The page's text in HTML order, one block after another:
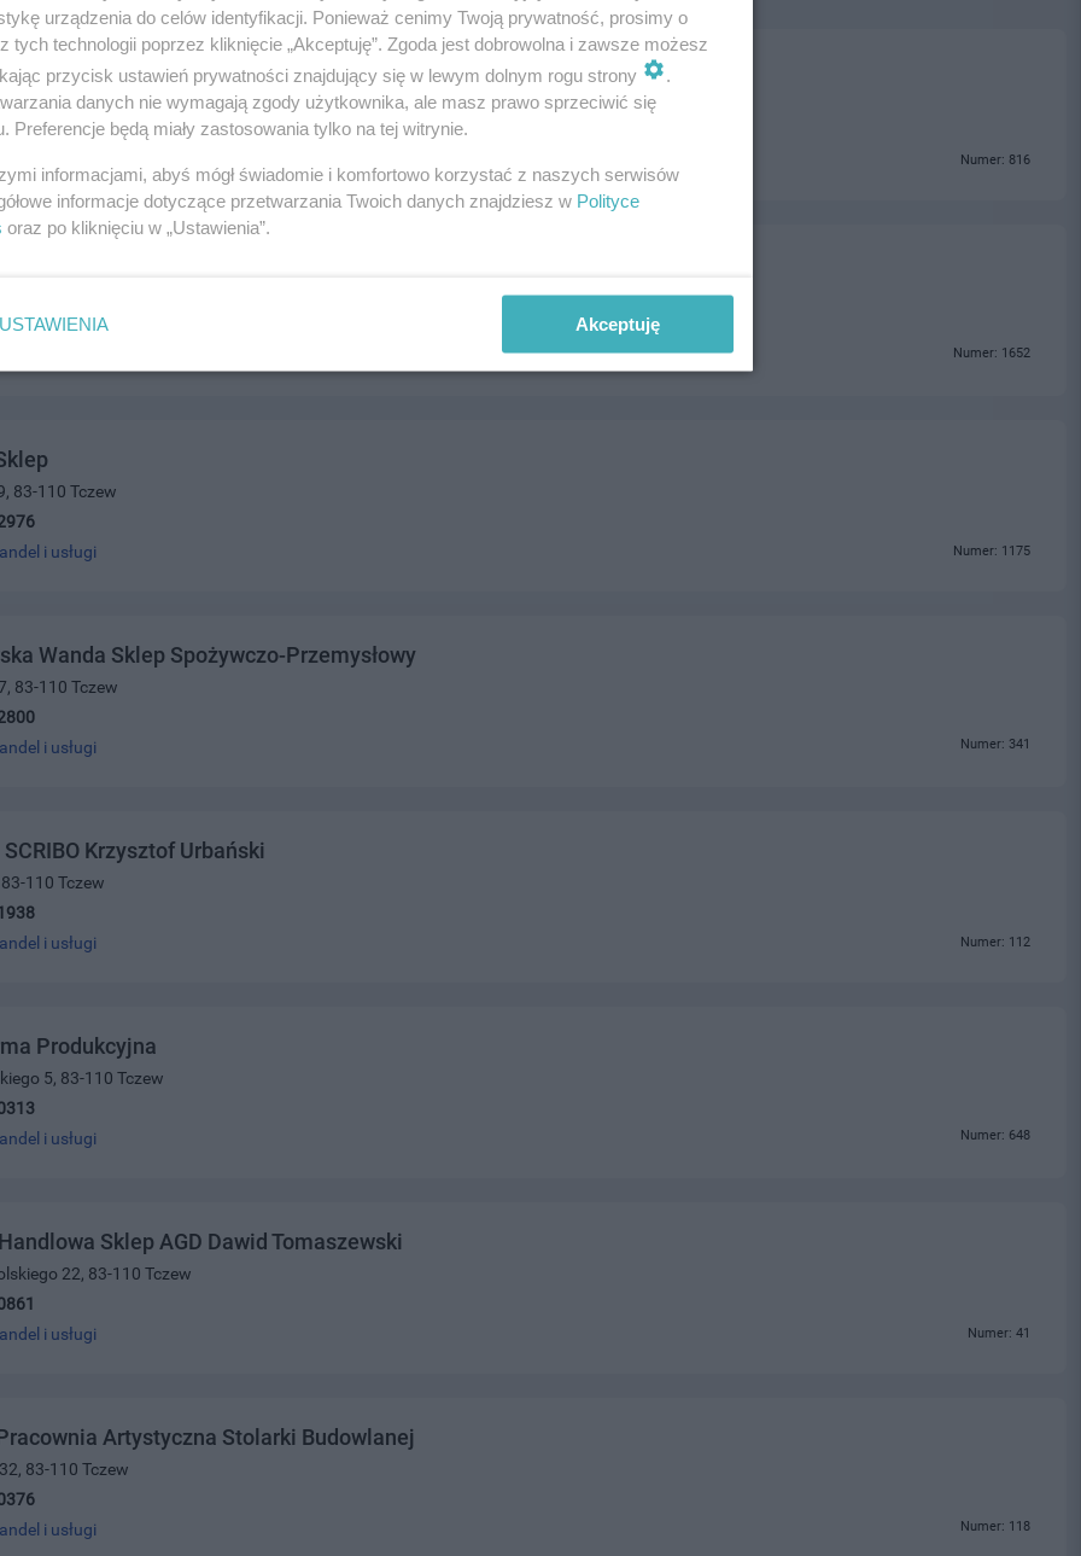
Zakład Handlowo-Produkcyjno-Usługowy
83-110 Tczew
Numer: 816
Numer: 1652
83-110 Tczew
i usługi Numer: 1175
Wanda Sklep Spożywczo-Przemysłowy
83-110 Tczew
i usługi Numer: 341
Krzysztof Urbański
110 Tczew
i usługi Numer: 112
Produkcyjna
5, 83-110 Tczew
i usługi Numer: 648
Sklep AGD Dawid Tomaszewski
22, 83-110 Tczew
i usługi Numer: 41
Artystyczna Stolarki Budowlanej
83-110 Tczew
i usługi Numer: 118
urządzenia do celów identyfikacji. Ponieważ cenimy Twoją prywatność, prosimy o
tych technologii poprzez kliknięcie „Akceptuję”. Zgoda jest dobrowolna i zawsze możesz
przycisk ustawień prywatności znajdujący się w lewym dolnym rogu strony
.
danych nie wymagają zgody użytkownika, ale masz prawo sprzeciwić się
Preferencje będą miały zastosowania tylko na tej witrynie.
informacjami, abyś mógł świadomie i komfortowo korzystać z naszych serwisów
informacje dotyczące przetwarzania Twoich danych znajdziesz w Polityce
oraz po kliknięciu w „Ustawienia”.
USTAWIENIA Akceptuję